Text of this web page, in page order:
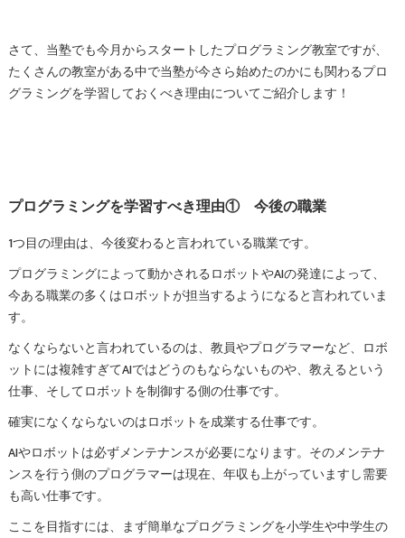
さて、当塾でも今月からスタートしたプログラミング教室ですが、
たくさんの教室がある中で当塾が今さら始めたのかにも関わるプロ
グラミングを学習しておくべき理由についてご紹介します！
プログラミングを学習すべき理由① 今後の職業
1つ目の理由は、今後変わると言われている職業です。
プログラミングによって動かされるロボットやAIの発達によって、
今ある職業の多くはロボットが担当するようになると言われていま
す。
なくならないと言われているのは、教員やプログラマーなど、ロボ
ットには複雑すぎてAIではどうのもならないものや、教えるという
仕事、そしてロボットを制御する側の仕事です。
確実になくならないのはロボットを成業する仕事です。
AIやロボットは必ずメンテナンスが必要になります。そのメンテナ
ンスを行う側のプログラマーは現在、年収も上がっていますし需要
も高い仕事です。
ここを目指すには、まず簡単なプログラミングを小学生や中学生の